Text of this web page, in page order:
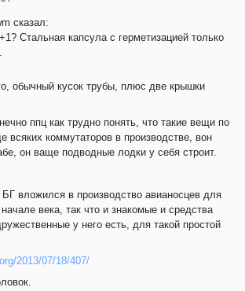
сказал:
Стальная капсула с герметизацией только
обычный кусок трубы, плюс две крышки
ппц как трудно понять, что такие вещи по
всяких коммутаторов в производстве, вон
он ваще подводные лодки у себя строит.
вложился в производство авианосцев для
века, так что и знакомые и средства
у него есть, для такой простой
2013/07/18/407/